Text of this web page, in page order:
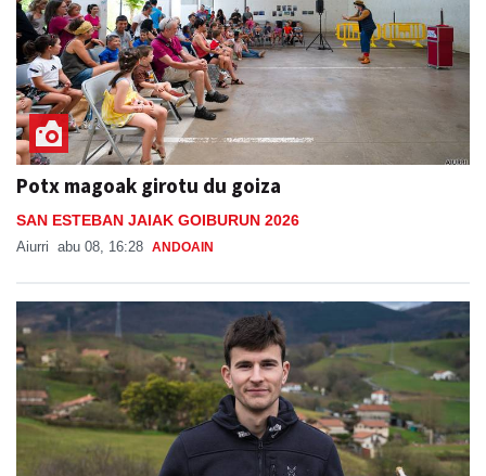
Potx magoak girotu du goiza
SAN ESTEBAN JAIAK GOIBURUN 2026
Aiurri abu 08, 16:28 ANDOAIN